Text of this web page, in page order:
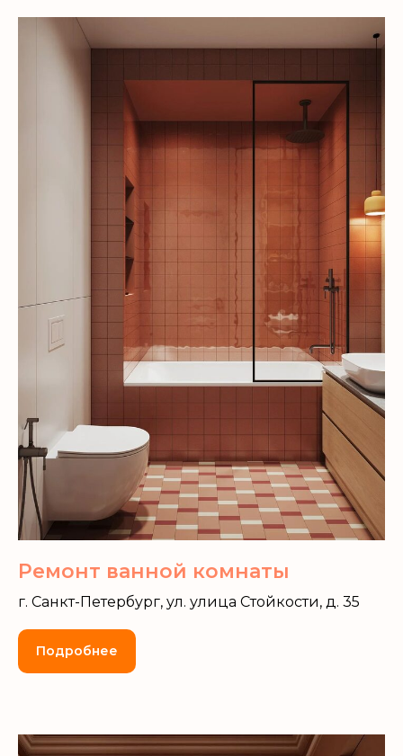
Ремонт ванной комнаты
г. Санкт-Петербург, ул. улица Стойкости, д. 35
Подробнее